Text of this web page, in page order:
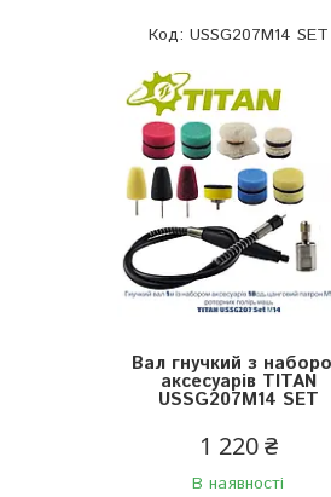
USSG207M14 SET
Вал гнучкий з
аксесуарів TITAN
USSG207M14 SET
1 220 ₴
В наявності